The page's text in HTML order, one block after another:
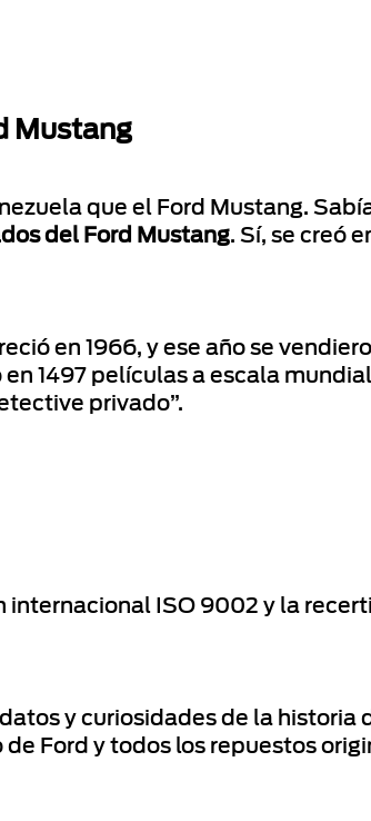
Mustang
que el Ford Mustang.
del Ford Mustang. Sí, se creó
en 1966, y ese año se
1497 películas a escala
privado”.
internacional ISO 9002 y la
y curiosidades de la historia
Ford y todos los repuestos